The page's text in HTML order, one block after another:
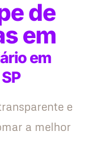
de
em
em
e
a melhor